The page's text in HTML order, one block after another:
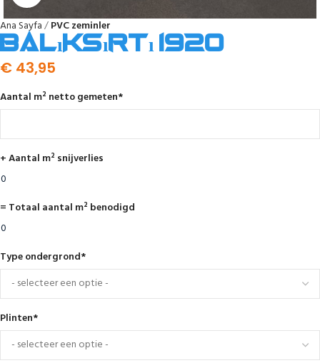
Ana Sayfa PVC zeminler
Balıksırtı 1920
€ 43,95
Aantal m² netto gemeten*
+ Aantal m² snijverlies
= Totaal aantal m² benodigd
Type ondergrond*
Plinten*